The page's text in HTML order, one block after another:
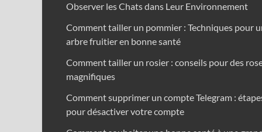
Observer les Chats dans Leur Environnement
Comment tailler un pommier : Techniques pour
arbre fruitier en bonne santé
Comment tailler un rosier : conseils pour des
magnifiques
Comment supprimer un compte Telegram :
pour désactiver votre compte